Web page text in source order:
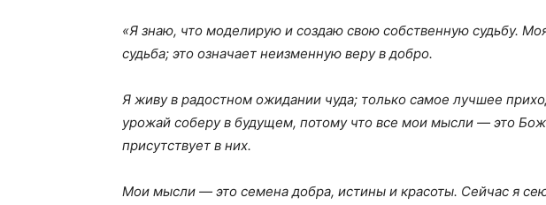
«Я знаю, что моделирую и создаю свою собственную судьбу.
судьба; это означает неизменную веру в добро.
Я живу в радостном ожидании чуда; только самое лучшее
урожай соберу в будущем, потому что все мои мысли — это
присутствует в них.
Мои мысли — это семена добра, истины и красоты. Сейчас я